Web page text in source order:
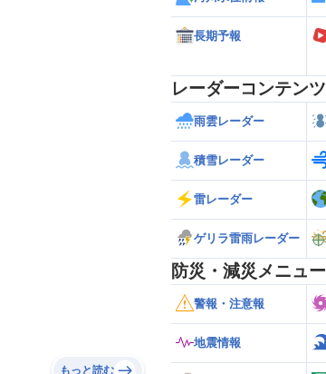
もっと読む
長期予報
レーダーコンテンツ
雨雲レーダー
積雪レーダー
雷レーダー
ゲリラ雷雨レーダー
防災・減災メニュー
警報・注意報
地震情報